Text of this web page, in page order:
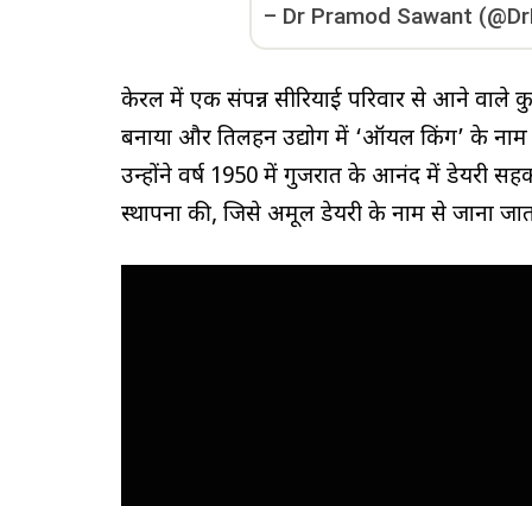
– Dr Pramod Sawant
केरल में एक संपन्न सीरियाई परिवार से आने वाले
बनाया और तिलहन उद्योग में ‘ऑयल किंग’ के नाम
उन्होंने वर्ष 1950 में गुजरात के आनंद में डेयरी
स्थापना की, जिसे अमूल डेयरी के नाम से जाना